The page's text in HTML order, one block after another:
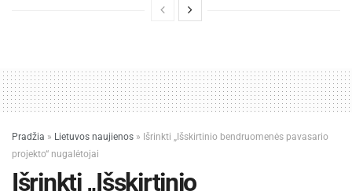
Pradžia » Lietuvos naujienos » Išrinkti „Išskirtinio bendruomenės pavasario
projekto“ nugalėtojai
Išrinkti „Išskirtinio